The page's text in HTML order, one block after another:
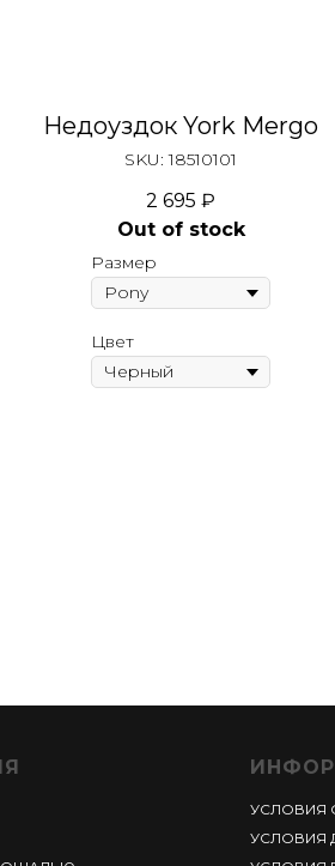
Недоуздок York Mergo
SKU:18510101
2 695 ₽
Out of stock
Размер
Цвет
УСЛОВИЯ
УСЛОВИЯ